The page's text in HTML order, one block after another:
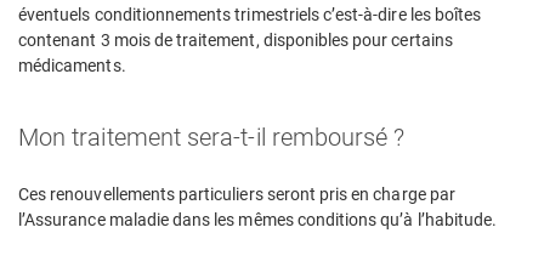
éventuels conditionnements trimestriels c’est-à-dire les boîtes
contenant 3 mois de traitement, disponibles pour certains
médicaments.
Mon traitement sera-t-il remboursé ?
Ces renouvellements particuliers seront pris en charge par
l’Assurance maladie dans les mêmes conditions qu’à l’habitude.